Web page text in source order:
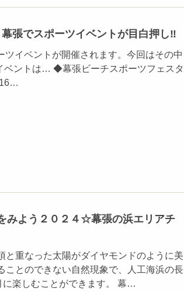
張でスポーツイベントが目白押し‼︎
イベントが開催されます。今回はその中
ベントは… ◆幕張ビーチスポーツフェスタ
みよう２０２４☆幕張の浜エリアチ
と重なった太陽がダイヤモンドのように美
ことのできない自然現象で、人工海浜の長
に楽しむことができます。 幕…